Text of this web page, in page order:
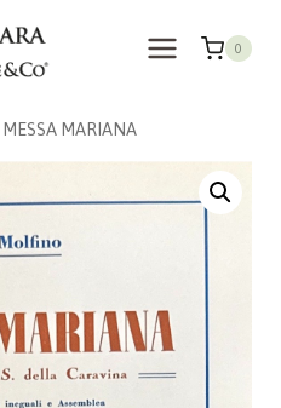
0
MESSA MARIANA